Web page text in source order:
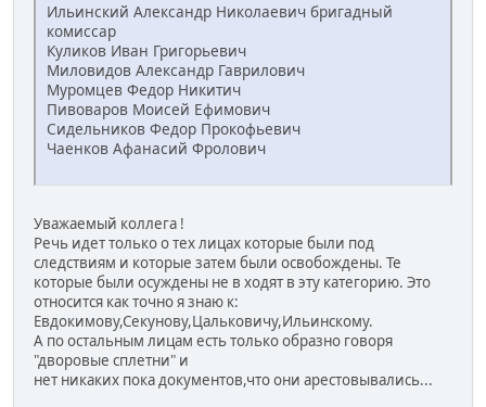
Ильинский Александр Николаевич бригадный
комиссар
Куликов Иван Григорьевич
Миловидов Александр Гаврилович
Муромцев Федор Никитич
Пивоваров Моисей Ефимович
Сидельников Федор Прокофьевич
Чаенков Афанасий Фролович
Уважаемый коллега !
Речь идет только о тех лицах которые были под
следствиям и которые затем были освобождены. Те
которые были осуждены не в ходят в эту категорию. Это
относится как точно я знаю к:
Евдокимову,Секунову,Цальковичу,Ильинскому.
А по остальным лицам есть только образно говоря
"дворовые сплетни" и
нет никаких пока документов,что они арестовывались...